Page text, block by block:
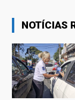
NOTÍCIAS